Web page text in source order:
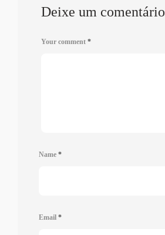
Deixe um comentário
Your comment *
Name *
Email *